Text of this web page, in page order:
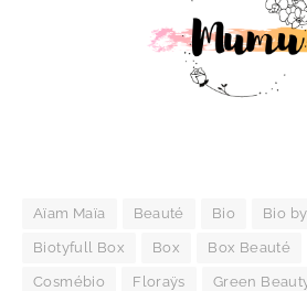
Aïam Maïa Beauté Bio Bio
Biotyfull Box Box Box Beauté
Cosmébio Floraÿs Green